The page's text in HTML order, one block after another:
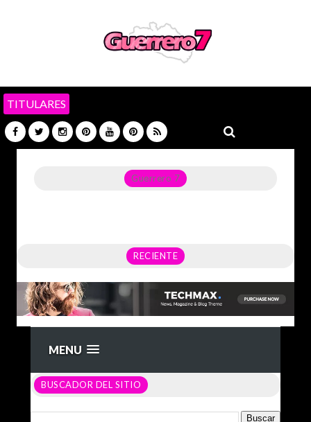
TITULARES
Guerrero 7
RECIENTE
MENU
BUSCADOR DEL SITIO